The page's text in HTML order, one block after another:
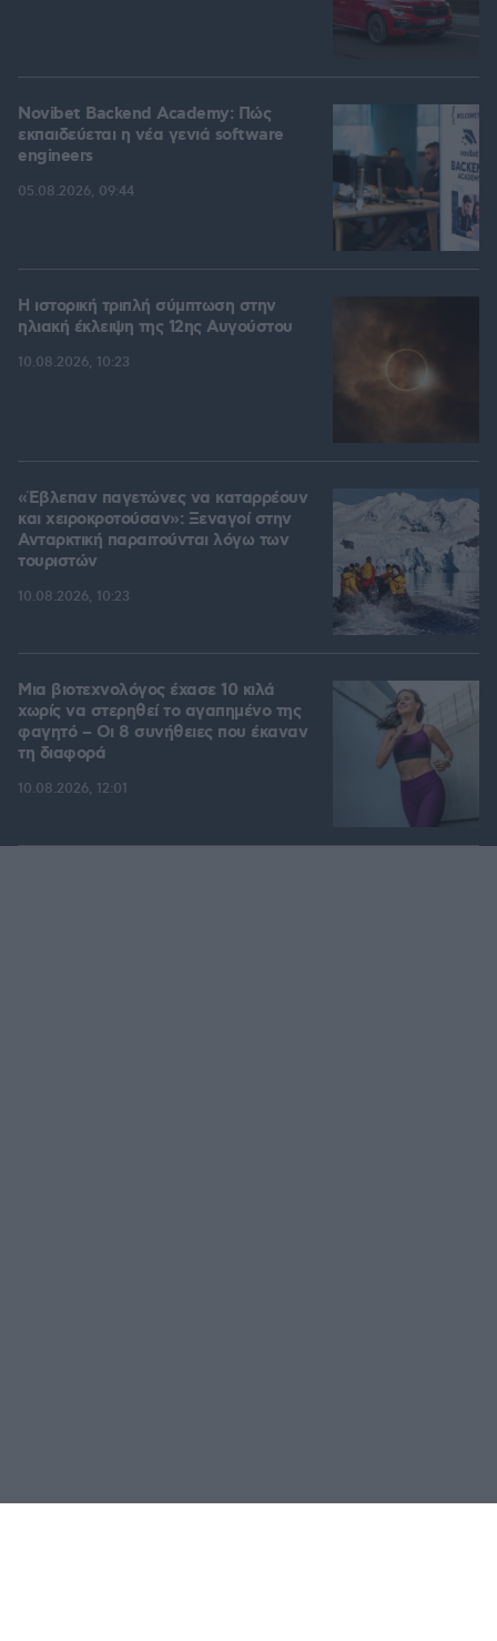
Novibet Backend Academy: Πώς
εκπαιδεύεται η νέα γενιά software
engineers
05.08.2026, 09:44
Η ιστορική τριπλή σύμπτωση στην
ηλιακή έκλειψη της 12ης Αυγούστου
10.08.2026, 10:23
«Έβλεπαν παγετώνες να καταρρέουν
και χειροκροτούσαν»: Ξεναγοί στην
Ανταρκτική παραιτούνται λόγω των
τουριστών
10.08.2026, 10:23
Μια βιοτεχνολόγος έχασε 10 κιλά
χωρίς να στερηθεί το αγαπημένο της
φαγητό – Οι 8 συνήθειες που έκαναν
τη διαφορά
10.08.2026, 12:01